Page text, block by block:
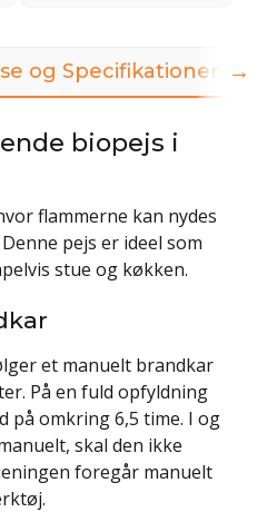
og Specifikationer
biopejs i
flammerne kan nydes
pejs er ideel som
stue og køkken.
et manuelt brandkar
På en fuld opfyldning
på omkring 6,5 time. I og
skal den ikke
foregår manuelt
→